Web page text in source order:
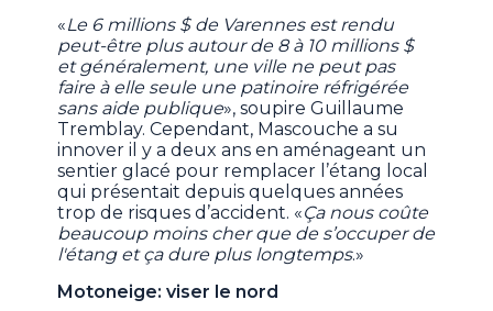
«Le 6 millions $ de Varennes est rendu
peut-être plus autour de 8 à 10 millions $
et généralement, une ville ne peut pas
faire à elle seule une patinoire réfrigérée
sans aide publique», soupire Guillaume
Tremblay. Cependant, Mascouche a su
innover il y a deux ans en aménageant un
sentier glacé pour remplacer l’étang local
qui présentait depuis quelques années
trop de risques d’accident. «Ça nous coûte
beaucoup moins cher que de s’occuper de
l'étang et ça dure plus longtemps.»
Motoneige: viser le nord